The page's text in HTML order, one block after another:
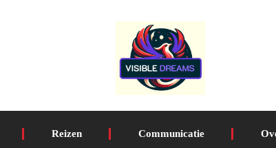
Reizen Communicatie